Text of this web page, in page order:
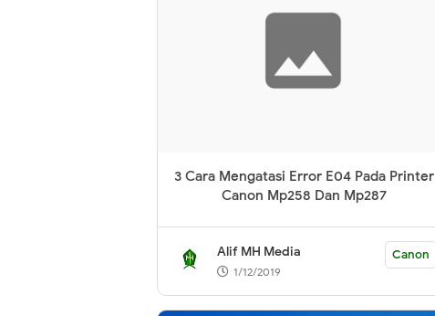
3 Cara Mengatasi Error E04 Pada Printer
Canon Mp258 Dan Mp287
Alif MH Media
1/12/2019
Canon